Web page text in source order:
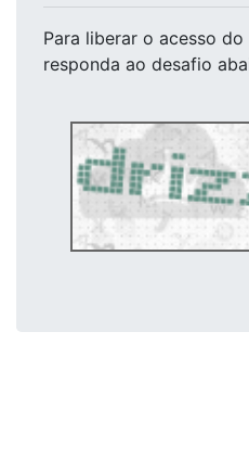
Para liberar o acesso do
responda ao desafio